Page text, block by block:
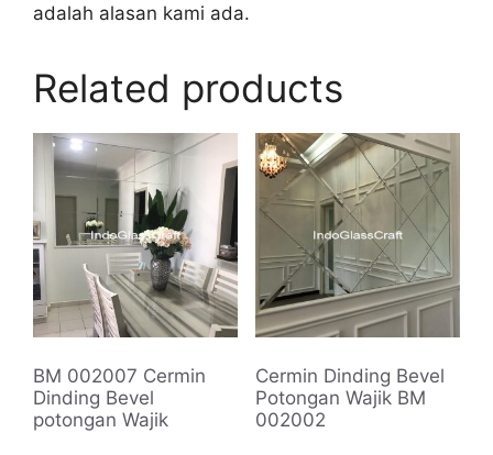
adalah alasan kami ada.
Related products
BM 002007 Cermin
Dinding Bevel
potongan Wajik
Cermin Dinding Bevel
Potongan Wajik BM
002002